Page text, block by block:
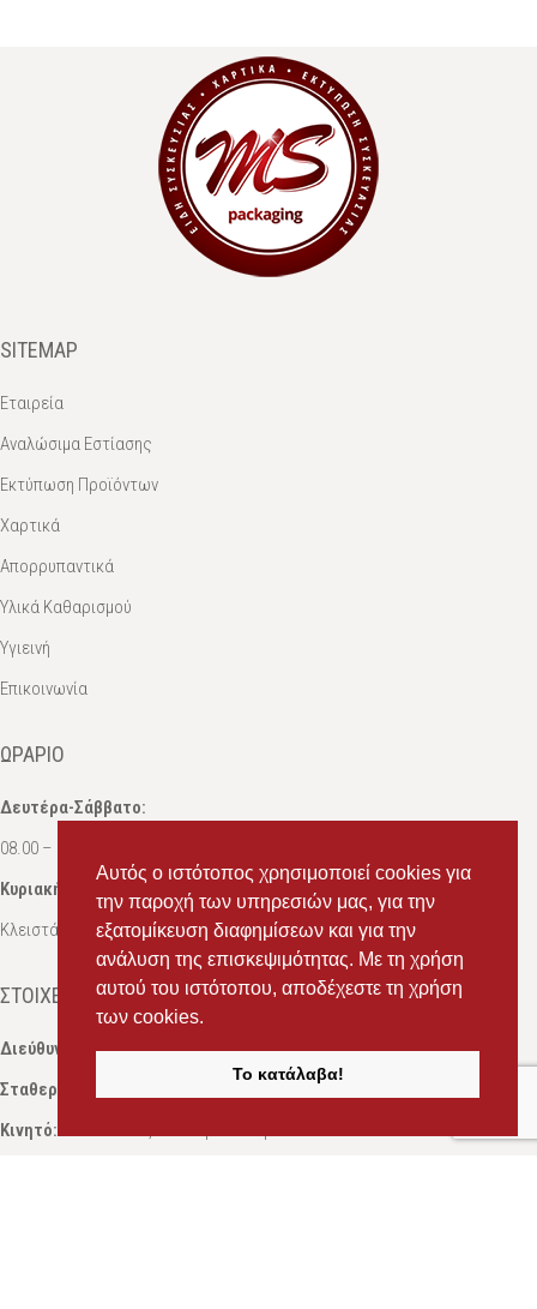
Αυτός ο ιστότοπος χρησιμοποιεί cookies για
την παροχή των υπηρεσιών μας, για την
εξατομίκευση διαφημίσεων και για την
ανάλυση της επισκεψιμότητας. Με τη χρήση
αυτού του ιστότοπου, αποδέχεστε τη χρήση
των cookies.
Το κατάλαβα!
SITEMAP
Εταιρεία
Αναλώσιμα Εστίασης
Εκτύπωση Προϊόντων
Χαρτικά
Απορρυπαντικά
Υλικά Καθαρισμού
Υγιεινή
Επικοινωνία
ΩΡΆΡΙΟ
Δευτέρα-Σάββατο:
08.00 – 16.00
Κυριακή:
Κλειστά
ΣΤΟΙΧΕΊΑ ΕΠΙΚΟΙΝΩΝΊΑΣ
Διεύθυνση:
Ευδόξου 7, Πάτρα, Τ.Κ. 263 31
Σταθερό:
Κινητό: